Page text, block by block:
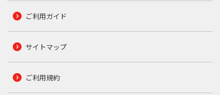
ご利用ガイド
サイトマップ
ご利用規約